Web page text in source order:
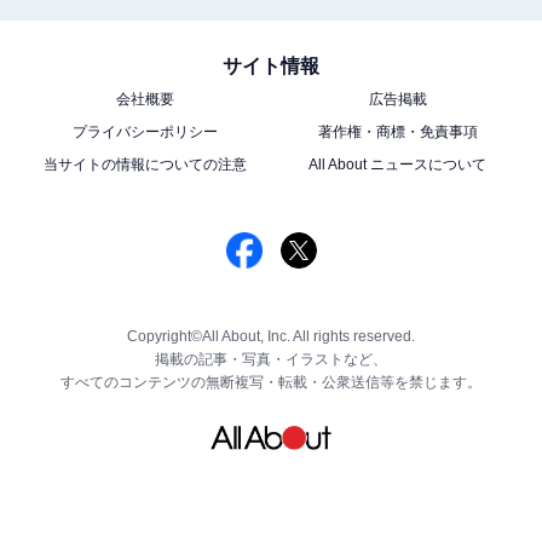
サイト情報
会社概要
広告掲載
プライバシーポリシー
著作権・商標・免責事項
当サイトの情報についての注意
All About ニュースについて
Copyright©All About, Inc. All rights reserved.
掲載の記事・写真・イラストなど、
すべてのコンテンツの無断複写・転載・公衆送信等を禁じます。